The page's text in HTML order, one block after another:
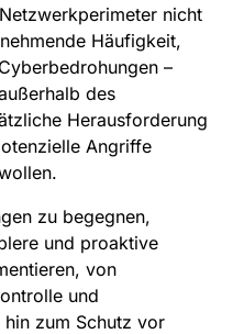
nicht
Häufigkeit,
–
des
Herausforderung
Angriffe
zu begegnen,
und proaktive
von
und
zum Schutz vor